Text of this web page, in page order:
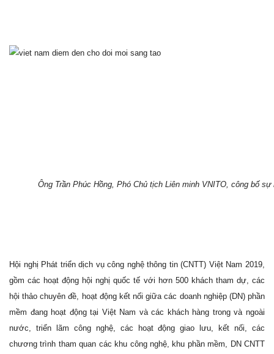
Ông Trần Phúc Hồng, Phó Chủ tịch Liên minh VNITO, công bố
Hội nghị Phát triển dịch vụ công nghệ thông tin (CNTT) Việt Nam 2019,
gồm các hoạt động hội nghị quốc tế với hơn 500 khách tham dự, các
hội thảo chuyên đề, hoạt động kết nối giữa các doanh nghiệp (DN) phần
mềm đang hoạt động tại Việt Nam và các khách hàng trong và ngoài
nước, triển lãm công nghệ, các hoạt động giao lưu, kết nối, các
chương trình tham quan các khu công nghệ, khu phần mềm, DN CNTT